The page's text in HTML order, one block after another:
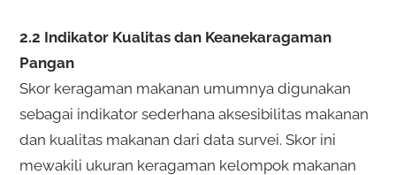
2.2 Indikator Kualitas dan Keanekaragaman
Pangan
Skor keragaman makanan umumnya digunakan
sebagai indikator sederhana aksesibilitas makanan
dan kualitas makanan dari data survei. Skor ini
mewakili ukuran keragaman kelompok makanan